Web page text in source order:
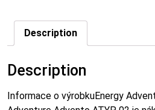
Description
Description
Informace o výrobkuEnergy